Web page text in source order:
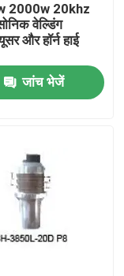
2000w 20khz
वेल्डिंग
और हॉर्न हाई
जांच भेजें